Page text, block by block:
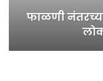
फाळणी